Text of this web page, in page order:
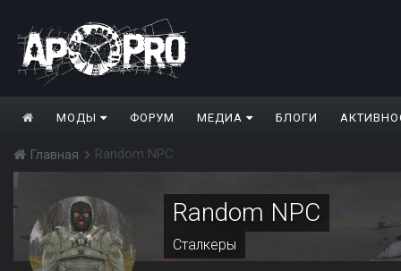
МОДЫ ФОРУМ МЕДИА БЛОГИ
Главная Random NPC
Random NPC
Сталкеры